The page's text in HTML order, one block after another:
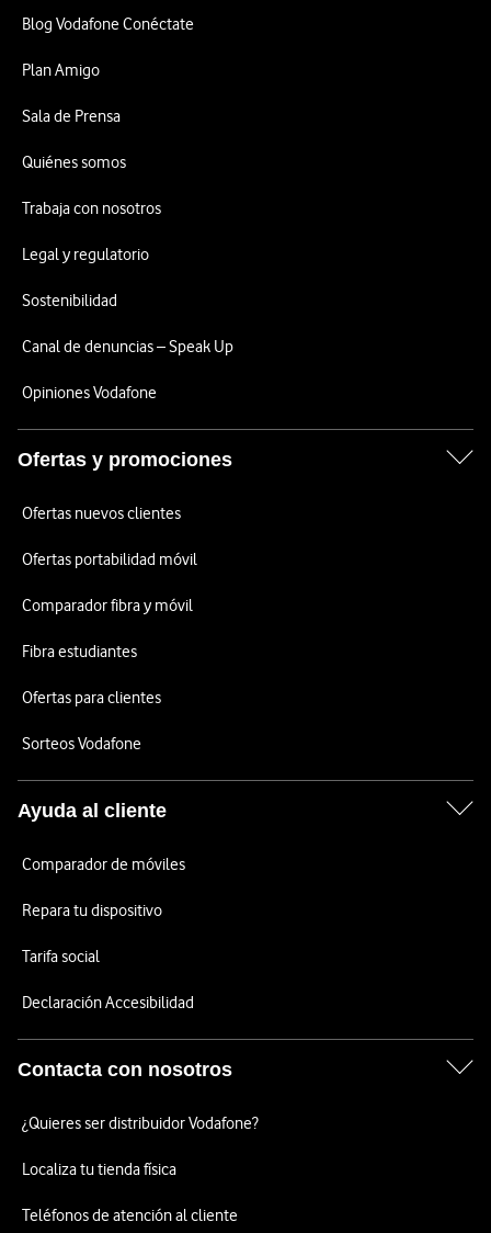
Blog Vodafone Conéctate
Plan Amigo
Sala de Prensa
Quiénes somos
Trabaja con nosotros
Legal y regulatorio
Sostenibilidad
Canal de denuncias – Speak Up
Opiniones Vodafone
Ofertas y promociones
Ofertas nuevos clientes
Ofertas portabilidad móvil
Comparador fibra y móvil
Fibra estudiantes
Ofertas para clientes
Sorteos Vodafone
Ayuda al cliente
Comparador de móviles
Repara tu dispositivo
Tarifa social
Declaración Accesibilidad
Contacta con nosotros
¿Quieres ser distribuidor Vodafone?
Localiza tu tienda física
Teléfonos de atención al cliente